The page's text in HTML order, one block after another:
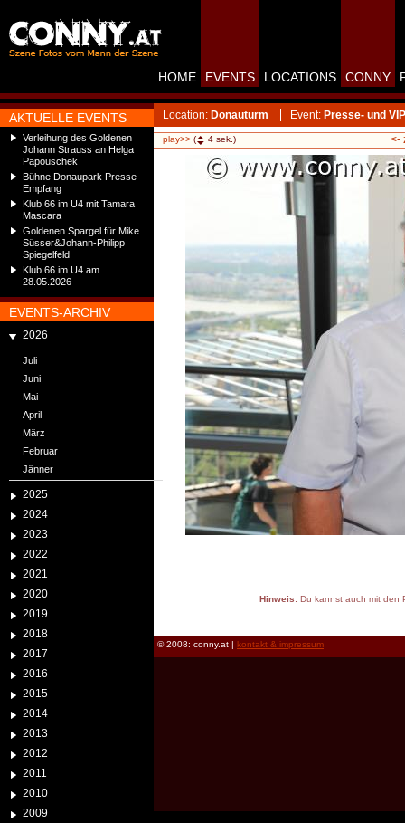
AKTUELLE EVENTS
Verleihung des Goldenen
Johann Strauss an Helga
Papouschek
Bühne Donaupark Presse-
Empfang
Klub 66 im U4 mit Tamara
Mascara
Goldenen Spargel für Mike
Süsser&Johann-Philipp
Spiegelfeld
Klub 66 im U4 am
28.05.2026
EVENTS-ARCHIV
2026
Juli
Juni
Mai
April
März
Februar
Jänner
2025
2024
2023
2022
2021
2020
2019
2018
2017
2016
2015
2014
2013
2012
2011
2010
2009
HOME EVENTS LOCATIONS CONNY
Location: Donauturm Event: Presse- und
play>> ( 4 sek.) <-
Hinweis:Du kannst auch mit den
© 2008: conny.at | kontakt & impressum